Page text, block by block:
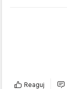
Reaguj